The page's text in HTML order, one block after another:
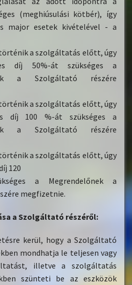
(meghiúsulási kötbér), így
major esetek kivételével - a
a szolgáltatás előtt, úgy
díj 50%-át szükséges a
a Szolgáltató részére
a szolgáltatás előtt, úgy
díj 100 %-át szükséges a
a Szolgáltató részére
a szolgáltatás előtt, úgy
120
a Megrendelőnek a
megfizetnie.
a Szolgáltató részéről:
kerül, hogy a Szolgáltató
mondhatja le teljesen vagy
illetve a szolgáltatás
szünteti be az eszközök